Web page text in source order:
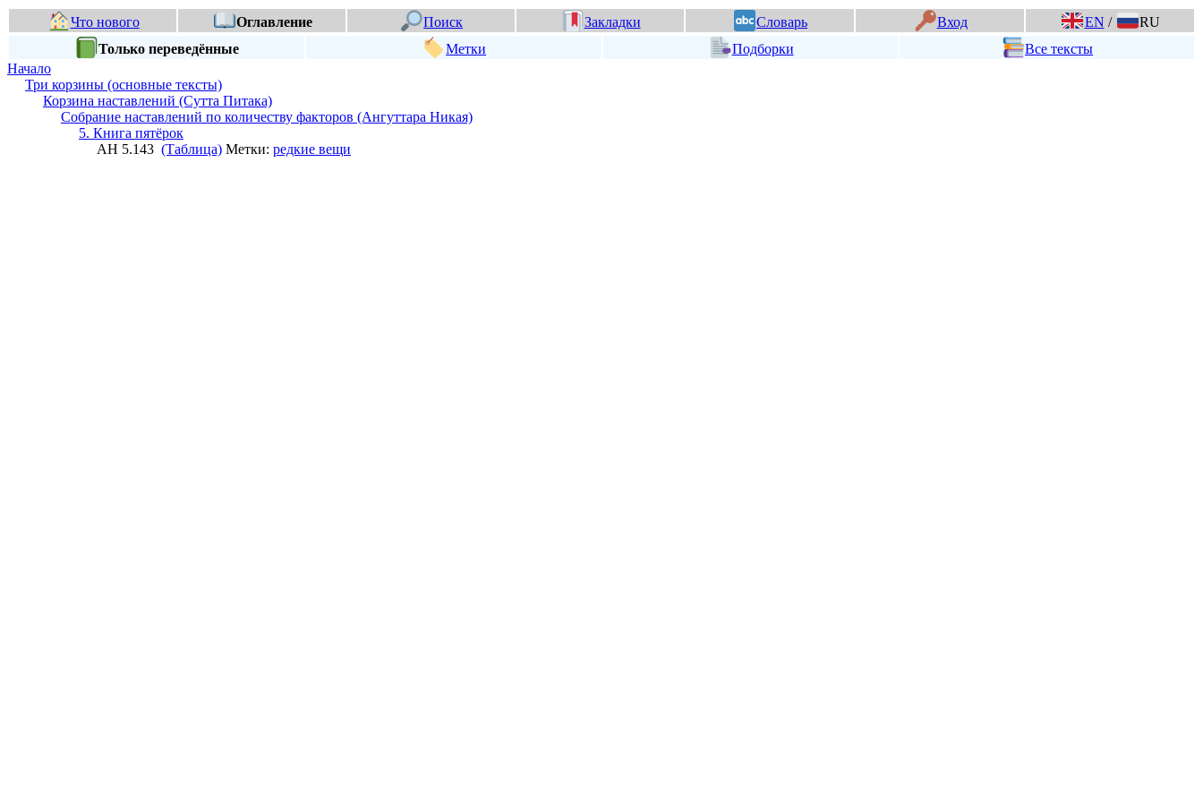
Что нового Оглавление Поиск Закладки Словарь Вход EN /
RU
Только переведённые
Метки Подборки
Все тексты
Начало
Три корзины (основные тексты)
Корзина наставлений (Сутта Питака)
Собрание наставлений по количеству факторов (Ангуттара Никая)
5. Книга пятёрок
АН 5.143 (Таблица) Метки: редкие вещи